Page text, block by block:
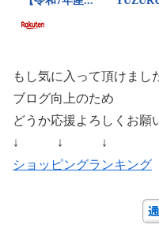
もし気に入って頂けまし
ブログ向上のため
どうか応援よろしくお願
↓ ↓ ↓
ショッピングランキング